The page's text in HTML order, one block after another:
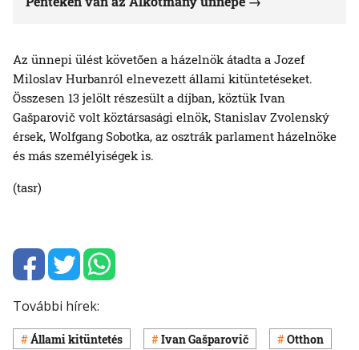
Az ünnepi ülést követően a házelnök átadta a Jozef
Miloslav Hurbanról elnevezett állami kitüntetéseket.
Összesen 13 jelölt részesült a díjban, köztük Ivan
Gašparovič volt köztársasági elnök, Stanislav Zvolenský
érsek, Wolfgang Sobotka, az osztrák parlament házelnöke
és más személyiségek is.
(tasr)
További hírek:
Állami kitüntetés Ivan Gašparovič Otthon